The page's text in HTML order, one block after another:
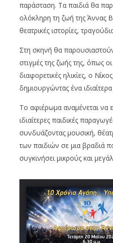
παράσταση. Τα παιδιά θα
ολόκληρη τη ζωή της Άννας
θεατρικές ιστορίες,
Στη σκηνή θα
στιγμές της ζωής της, όπως
διαφορετικές ηλικίες, ο
δημιουργώντας ένα
Το αφιέρωμα αναμένεται να
ιδιαίτερες παιδικές
συνδυάζοντας μουσική,
των παιδιών σε μια βραδιά
συγκινήσει μικρούς και